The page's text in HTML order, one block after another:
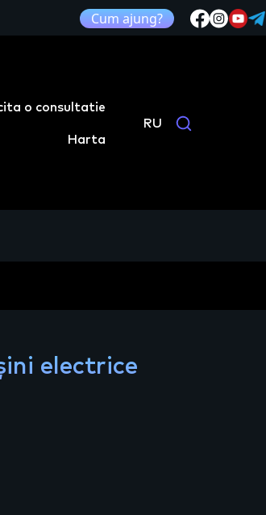
Cum ajung?
o consultatie
Harta
RU
electrice